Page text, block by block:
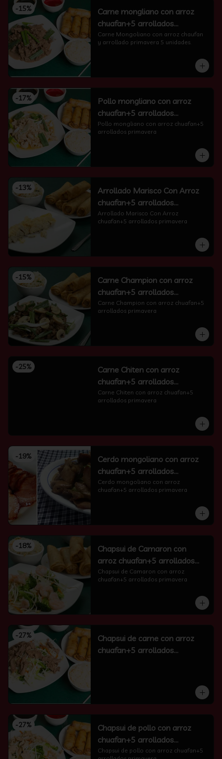
-15%
Carne mongliano con arroz
chuafan+5 arrollados
primavera
Carne Mongoliano con arroz chaufan
y arrollado primavera 5 unidades.
-17%
Pollo mongliano con arroz
chuafan+5 arrollados
primavera
Pollo mongliano con arroz chuafan+5
arrollados primavera
-13%
Arrollado Marisco Con Arroz
chuafan+5 arrollados
primavera
Arrollado Marisco Con Arroz
chuafan+5 arrollados primavera
-15%
Carne Champion con arroz
chuafan+5 arrollados
primavera
Carne Champion con arroz chuafan+5
arrollados primavera
-25%
Carne Chiten con arroz
chuafan+5 arrollados
primavera
Carne Chiten con arroz chuafan+5
arrollados primavera
-19%
Cerdo mongoliano con arroz
chuafan+5 arrollados
primavera
Cerdo mongoliano con arroz
chuafan+5 arrollados primavera
-18%
Chapsui de Camaron con
arroz chuafan+5 arrollados
primavera
Chapsui de Camaron con arroz
chuafan+5 arrollados primavera
-27%
Chapsui de carne con arroz
chuafan+5 arrollados
-27%
Chapsui de pollo con arroz
chuafan+5 arrollados
primavera
Chapsui de pollo con arroz chuafan+5